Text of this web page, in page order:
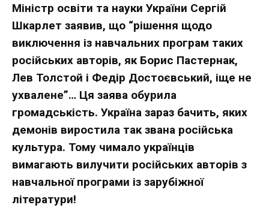
Міністр освіти та науки України Сергій
Шкарлет заявив, що “рішення щодо
виключення із навчальних програм таких
російських авторів, як Борис Пастернак,
Лев Толстой і Федір Достоєвський, іще не
ухвалене”… Ця заява обурила
громадськість. Україна зараз бачить, яких
демонів виростила так звана російська
культура. Тому чимало українців
вимагають вилучити російських авторів з
навчальної програми із зарубіжної
літератури!